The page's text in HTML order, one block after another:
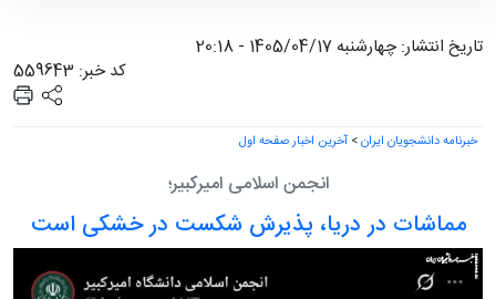
تاریخ انتشار: چهارشنبه 1405/04/17 - 20:18
کد خبر: 559643
خبرنامه دانشجویان ایران> آخرین اخبار صفحه اول
انجمن اسلامی امیرکبیر؛
مماشات در دریا، پذیرش شکست در خشکی است